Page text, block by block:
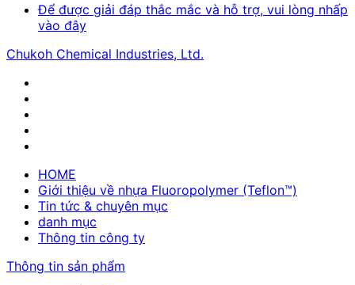
Để được giải đáp thắc mắc và hỗ trợ, vui lòng nhấp
vào đây
Chukoh Chemical Industries, Ltd.
HOME
Giới thiệu về nhựa Fluoropolymer (Teflon™)
Tin tức & chuyên mục
danh mục
Thông tin công ty
Thông tin sản phẩm